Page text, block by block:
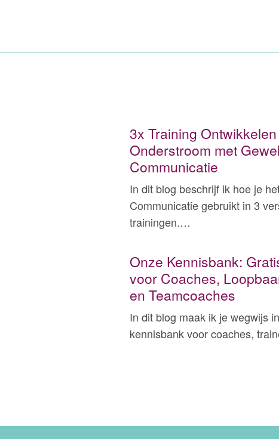
3x Training
Onderstroom met
Communicatie
In dit blog beschrijf ik hoe je
Communicatie gebruikt in 3
trainingen.…
Onze Kennisbank:
voor Coaches,
en Teamcoaches
In dit blog maak ik je wegwijs
kennisbank voor coaches,